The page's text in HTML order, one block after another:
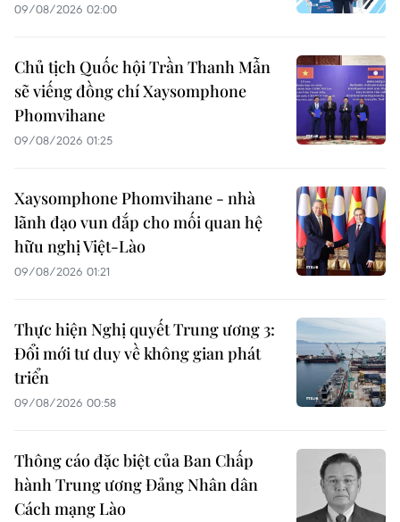
09/08/2026 02:00
Chủ tịch Quốc hội Trần Thanh Mẫn
sẽ viếng đồng chí Xaysomphone
Phomvihane
09/08/2026 01:25
Xaysomphone Phomvihane - nhà
lãnh đạo vun đắp cho mối quan hệ
hữu nghị Việt-Lào
09/08/2026 01:21
Thực hiện Nghị quyết Trung ương 3:
Đổi mới tư duy về không gian phát
triển
09/08/2026 00:58
Thông cáo đặc biệt của Ban Chấp
hành Trung ương Đảng Nhân dân
Cách mạng Lào